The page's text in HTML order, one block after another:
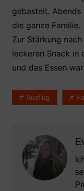
gebastelt.
die ganze Familie.
Zur Stärkung
leckeren Snack in
und das Essen
Ausflug